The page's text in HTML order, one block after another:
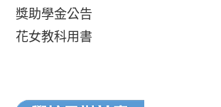
獎助學金公告
花女教科用書